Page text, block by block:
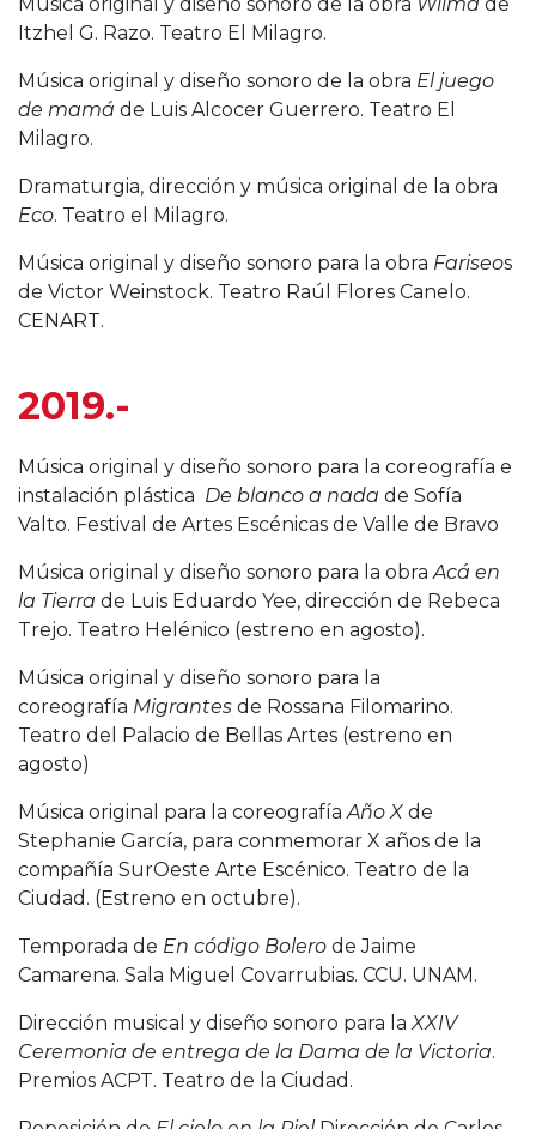
Itzhel G. Razo. Teatro El Milagro.
Música original y diseño sonoro de la obra El juego
de mamá de Luis Alcocer Guerrero. Teatro El
Milagro.
Dramaturgia, dirección y música original de la obra
Eco. Teatro el Milagro.
Música original y diseño sonoro para la obra Fariseos
de Victor Weinstock. Teatro Raúl Flores Canelo.
CENART.
2019.-
Música original y diseño sonoro para la coreografía e
instalación plástica De blanco a nada de Sofía
Valto. Festival de Artes Escénicas de Valle de Bravo
Música original y diseño sonoro para la obraAcá en
la Tierra de Luis Eduardo Yee, dirección de Rebeca
Trejo. Teatro Helénico (estreno en agosto).
Música original y diseño sonoro para la
coreografía Migrantes de Rossana Filomarino.
Teatro del Palacio de Bellas Artes (estreno en
agosto)
Música original para la coreografíaAño X de
Stephanie García, para conmemorar X años de la
compañía SurOeste Arte Escénico. Teatro de la
Ciudad. (Estreno en octubre).
Temporada de En código Bolero de Jaime
Camarena. Sala Miguel Covarrubias. CCU. UNAM.
Dirección musical y diseño sonoro para laXXIV
Ceremonia de entrega de la Dama de la Victoria.
Premios ACPT. Teatro de la Ciudad.